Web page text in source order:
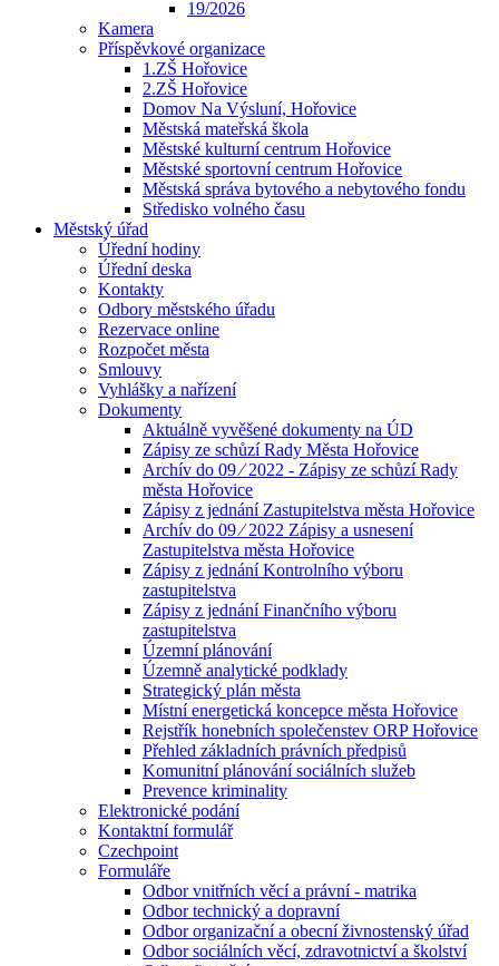
19/2026
Kamera
Příspěvkové organizace
1.ZŠ Hořovice
2.ZŠ Hořovice
Domov Na Výsluní, Hořovice
Městská mateřská škola
Městské kulturní centrum Hořovice
Městské sportovní centrum Hořovice
Městská správa bytového a nebytového fondu
Středisko volného času
Městský úřad
Úřední hodiny
Úřední deska
Kontakty
Odbory městského úřadu
Rezervace online
Rozpočet města
Smlouvy
Vyhlášky a nařízení
Dokumenty
Aktuálně vyvěšené dokumenty na ÚD
Zápisy ze schůzí Rady Města Hořovice
Archív do 09 ⁄ 2022 - Zápisy ze schůzí Rady
města Hořovice
Zápisy z jednání Zastupitelstva města Hořovice
Archív do 09 ⁄ 2022 Zápisy a usnesení
Zastupitelstva města Hořovice
Zápisy z jednání Kontrolního výboru
zastupitelstva
Zápisy z jednání Finančního výboru
zastupitelstva
Územní plánování
Územně analytické podklady
Strategický plán města
Místní energetická koncepce města Hořovice
Rejstřík honebních společenstev ORP Hořovice
Přehled základních právních předpisů
Komunitní plánování sociálních služeb
Prevence kriminality
Elektronické podání
Kontaktní formulář
Czechpoint
Formuláře
Odbor vnitřních věcí a právní - matrika
Odbor technický a dopravní
Odbor organizační a obecní živnostenský úřad
Odbor sociálních věcí, zdravotnictví a školství